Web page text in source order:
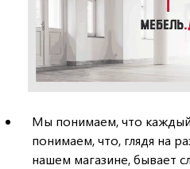
Мы понимаем, что
понимаем, что, глядя на
нашем магазине, бывает